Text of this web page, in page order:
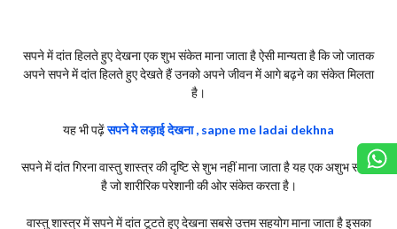
सपने में दांत हिलते हुए देखना एक शुभ संकेत माना जाता है ऐसी मान्यता है कि जो जातक
अपने सपने में दांत हिलते हुए देखते हैं उनको अपने जीवन में आगे बढ़ने का संकेत मिलता
है।
यह भी पढ़ेंसपने मे लड़ाई देखना , sapne me ladai dekhna
सपने में दांत गिरना वास्तु शास्त्र की दृष्टि से शुभ नहीं माना जाता है यह एक अशुभ संकेत
है जो शारीरिक परेशानी की ओर संकेत करता है।
वास्तु शास्त्र में सपने में दांत टूटते हुए देखना सबसे उत्तम सहयोग माना जाता है इसका